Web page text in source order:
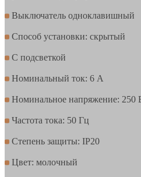
Выключатель одноклавишный
Способ установки: скрытый
С подсветкой
Номинальный ток: 6 А
Номинальное напряжение: 250
Частота тока: 50 Гц
Степень защиты: IP20
Цвет: молочный